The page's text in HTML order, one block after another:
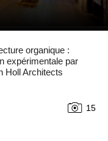
organique :
expérimentale par
Holl Architects
15